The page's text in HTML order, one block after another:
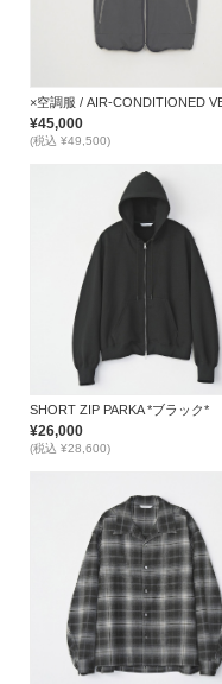
¥45,000
(税込 ¥49,500)
SHORT ZIP PARKA *ブラック*
¥26,000
(税込 ¥28,600)